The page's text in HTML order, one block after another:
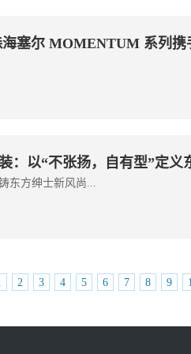
塞尔 MOMENTUM 系列携
：以“不张扬，自有型”定义
东方绅士新风尚...
2 3 4 5 6 7 8 9